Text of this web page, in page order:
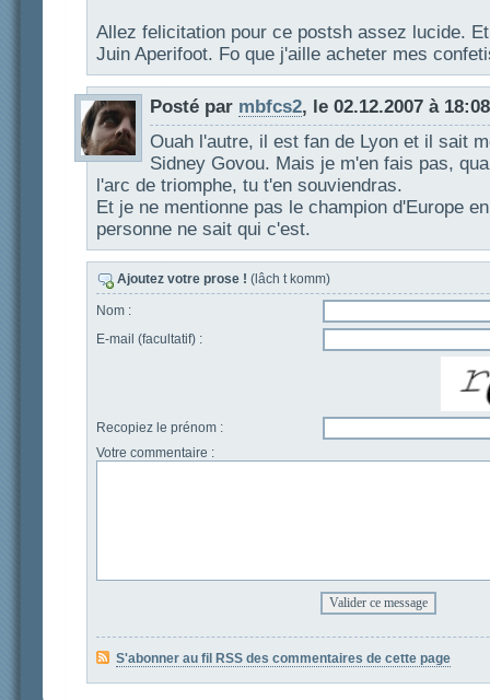
Allez felicitation pour ce postsh assez lucide.
Juin Aperifoot. Fo que j'aille acheter mes
Posté par mbfcs2, le 02.12.2007 à 18:08
Ouah l'autre, il est fan de Lyon et il sait
Sidney Govou. Mais je m'en fais pas,
l'arc de triomphe, tu t'en souviendras.
Et je ne mentionne pas le champion d'Europe
personne ne sait qui c'est.
Ajoutez votre prose ! (lâch t komm)
Nom :
E-mail (facultatif) :
Recopiez le prénom :
Votre commentaire :
S'abonner au fil RSS des commentaires de cette page